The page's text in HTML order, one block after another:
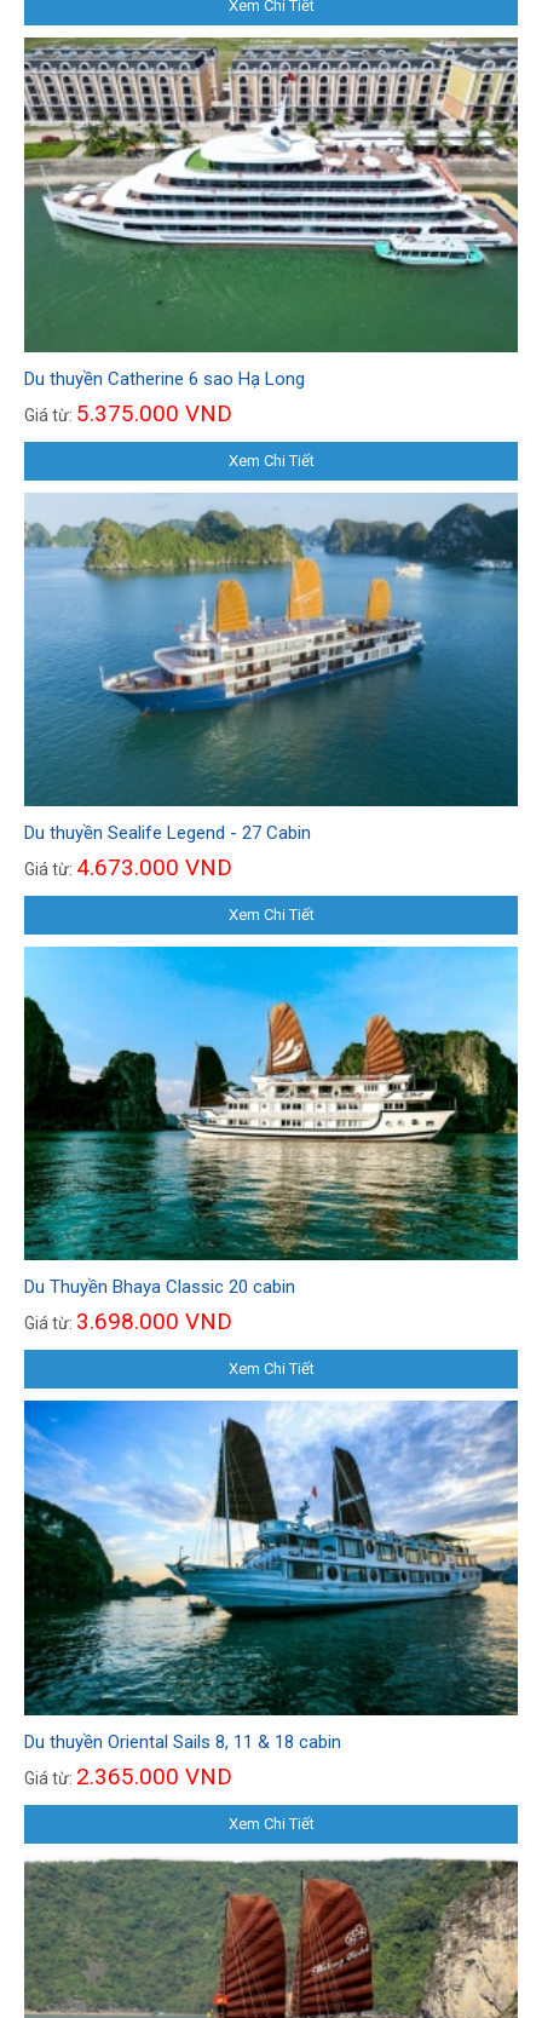
Xem Chi Tiết
Du thuyền Catherine 6 sao Hạ Long
Giá từ: 5.375.000 VND
Xem Chi Tiết
Du thuyền Sealife Legend - 27 Cabin
Giá từ: 4.673.000 VND
Xem Chi Tiết
Du Thuyền Bhaya Classic 20 cabin
Giá từ: 3.698.000 VND
Xem Chi Tiết
Du thuyền Oriental Sails 8, 11 & 18 cabin
Giá từ: 2.365.000 VND
Xem Chi Tiết